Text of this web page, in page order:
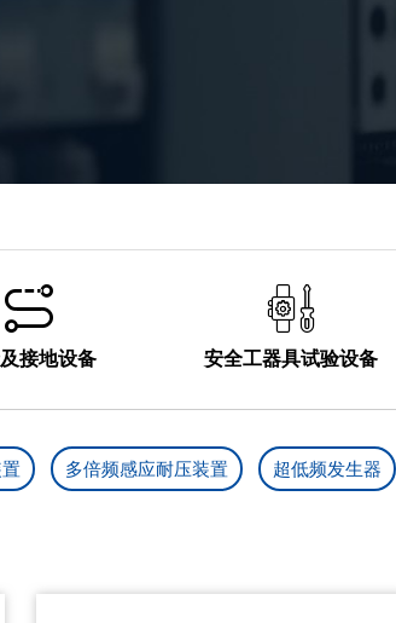
油
蓄

接地设备

安全工器具试验设备
多倍频感应耐压装置 超低频发生器